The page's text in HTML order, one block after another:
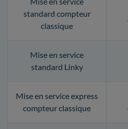
standard compteur
classique
Mise en service
standard Linky
Mise en service express
compteur classique